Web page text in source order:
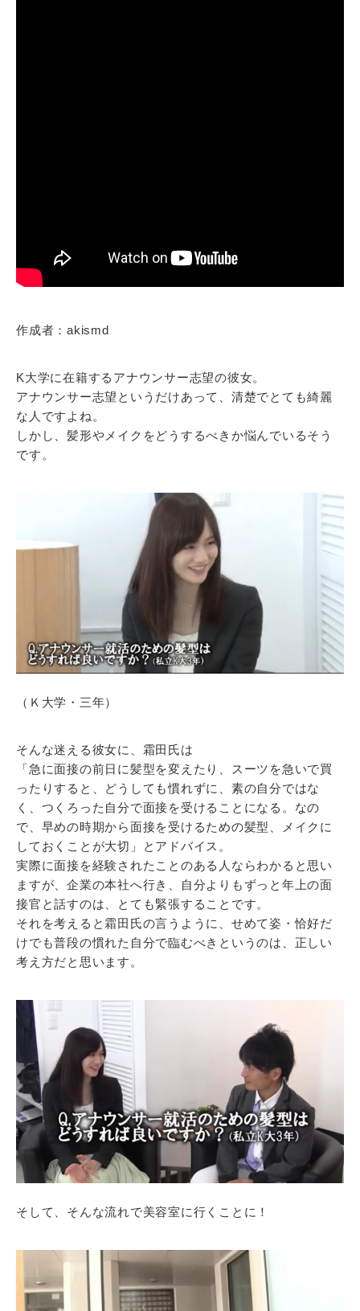
作成者：akismd
K大学に在籍するアナウンサー志望の彼女。
アナウンサー志望というだけあって、清楚でとても綺麗
な人ですよね。
しかし、髪形やメイクをどうするべきか悩んでいるそう
です。
（Ｋ大学・三年）
そんな迷える彼女に、霜田氏は
「急に面接の前日に髪型を変えたり、スーツを急いで買
ったりすると、どうしても慣れずに、素の自分ではな
く、つくろった自分で面接を受けることになる。なの
で、早めの時期から面接を受けるための髪型、メイクに
しておくことが大切」とアドバイス。
実際に面接を経験されたことのある人ならわかると思い
ますが、企業の本社へ行き、自分よりもずっと年上の面
接官と話すのは、とても緊張することです。
それを考えると霜田氏の言うように、せめて姿・恰好だ
けでも普段の慣れた自分で臨むべきというのは、正しい
考え方だと思います。
そして、そんな流れで美容室に行くことに！